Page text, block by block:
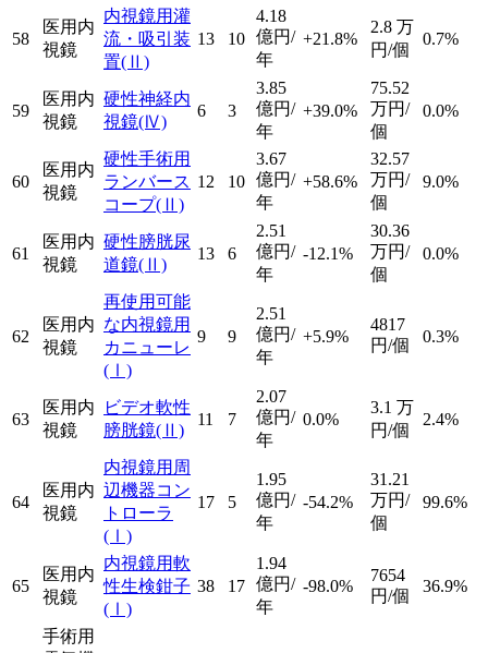
58
医用内
視鏡
内視鏡用灌
流・吸引装
置(Ⅱ)
13 10
4.18
億円/
年
+21.8%
2.8 万
円/個
0.7%
59
医用内
視鏡
硬性神経内
視鏡(Ⅳ)
6 3
3.85
億円/
年
+39.0%
75.52
万円/
個
0.0%
60
医用内
視鏡
硬性手術用
ランバース
コープ(Ⅱ)
12 10
3.67
億円/
年
+58.6%
32.57
万円/
個
9.0%
61
医用内
視鏡
硬性膀胱尿
道鏡(Ⅱ)
13 6
2.51
億円/
年
-12.1%
30.36
万円/
個
0.0%
62
医用内
視鏡
再使用可能
な内視鏡用
カニューレ
(Ⅰ)
9 9
2.51
億円/
年
+5.9%
4817
円/個
0.3%
63
医用内
視鏡
ビデオ軟性
膀胱鏡(Ⅱ)
11 7
2.07
億円/
年
0.0%
3.1 万
円/個
2.4%
64
医用内
視鏡
内視鏡用周
辺機器コン
トローラ
(Ⅰ)
17 5
1.95
億円/
年
-54.2%
31.21
万円/
個
99.6%
65
医用内
視鏡
内視鏡用軟
性生検鉗子
(Ⅰ)
38 17
1.94
億円/
年
-98.0%
7654
円/個
36.9%
手術用